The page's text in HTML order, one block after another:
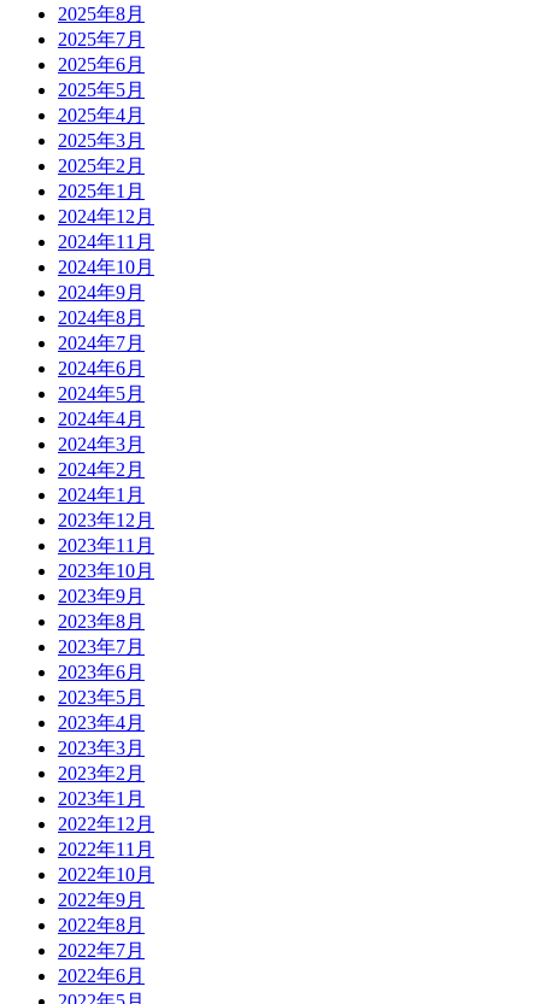
2025年8月
2025年7月
2025年6月
2025年5月
2025年4月
2025年3月
2025年2月
2025年1月
2024年12月
2024年11月
2024年10月
2024年9月
2024年8月
2024年7月
2024年6月
2024年5月
2024年4月
2024年3月
2024年2月
2024年1月
2023年12月
2023年11月
2023年10月
2023年9月
2023年8月
2023年7月
2023年6月
2023年5月
2023年4月
2023年3月
2023年2月
2023年1月
2022年12月
2022年11月
2022年10月
2022年9月
2022年8月
2022年7月
2022年6月